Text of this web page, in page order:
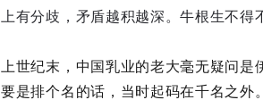
上有分歧，矛盾越积越深。牛根生不
上世纪末，中国乳业的老大毫无疑问
要是排个名的话，当时起码在千名之外